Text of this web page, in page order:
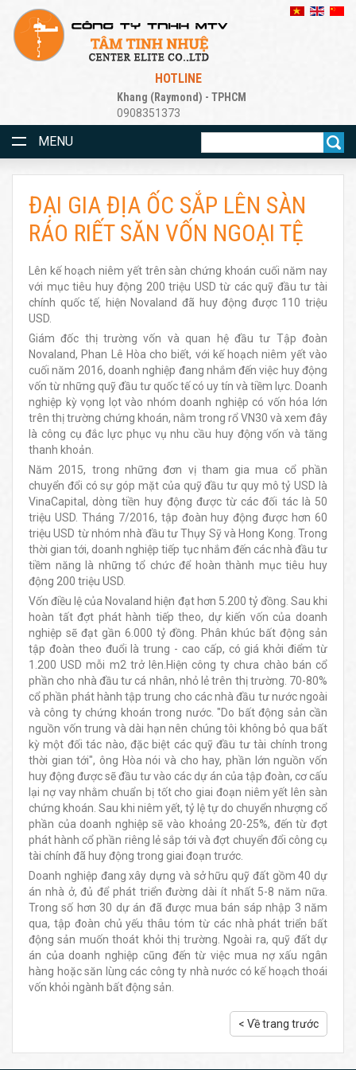
HOTLINE
Khang (Raymond) - TPHCM
0908351373
MENU
ĐẠI GIA ĐỊA ỐC SẮP LÊN SÀN
RÁO RIẾT SĂN VỐN NGOẠI TỆ
Lên kế hoạch niêm yết trên sàn chứng khoán cuối năm nay
với mục tiêu huy động 200 triệu USD từ các quỹ đầu tư tài
chính quốc tế, hiện Novaland đã huy động được 110 triệu
USD.
Giám đốc thị trường vốn và quan hệ đầu tư Tập đoàn
Novaland, Phan Lê Hòa cho biết, với kế hoạch niêm yết vào
cuối năm 2016, doanh nghiệp đang nhắm đến việc huy động
vốn từ những quỹ đầu tư quốc tế có uy tín và tiềm lực. Doanh
nghiệp kỳ vọng lọt vào nhóm doanh nghiệp có vốn hóa lớn
trên thị trường chứng khoán, nằm trong rổ VN30 và xem đây
là công cụ đắc lực phục vụ nhu cầu huy động vốn và tăng
thanh khoản.
Năm 2015, trong những đơn vị tham gia mua cổ phần
chuyển đổi có sự góp mặt của quỹ đầu tư quy mô tỷ USD là
VinaCapital, dòng tiền huy động được từ các đối tác là 50
triệu USD. Tháng 7/2016, tập đoàn huy động được hơn 60
triệu USD từ nhóm nhà đầu tư Thụy Sỹ và Hong Kong. Trong
thời gian tới, doanh nghiệp tiếp tục nhắm đến các nhà đầu tư
tiềm năng là những tổ chức để hoàn thành mục tiêu huy
động 200 triệu USD.
Vốn điều lệ của Novaland hiện đạt hơn 5.200 tỷ đồng. Sau khi
hoàn tất đợt phát hành tiếp theo, dự kiến vốn của doanh
nghiệp sẽ đạt gần 6.000 tỷ đồng. Phân khúc bất động sản
tập đoàn theo đuổi là trung - cao cấp, có giá khởi điểm từ
1.200 USD mỗi m2 trở lên.Hiện công ty chưa chào bán cổ
phần cho nhà đầu tư cá nhân, nhỏ lẻ trên thị trường. 70-80%
cổ phần phát hành tập trung cho các nhà đầu tư nước ngoài
và công ty chứng khoán trong nước. "Do bất động sản cần
nguồn vốn trung và dài hạn nên chúng tôi không bỏ qua bất
kỳ một đối tác nào, đặc biệt các quỹ đầu tư tài chính trong
thời gian tới", ông Hòa nói và cho hay, phần lớn nguồn vốn
huy động được sẽ đầu tư vào các dự án của tập đoàn, cơ cấu
lại nợ vay nhằm chuẩn bị tốt cho giai đoạn niêm yết lên sàn
chứng khoán. Sau khi niêm yết, tỷ lệ tự do chuyển nhượng cổ
phần của doanh nghiệp sẽ vào khoảng 20-25%, đến từ đợt
phát hành cổ phần riêng lẻ sắp tới và đợt chuyển đổi công cụ
tài chính đã huy động trong giai đoạn trước.
Doanh nghiệp đang xây dựng và sở hữu quỹ đất gồm 40 dự
án nhà ở, đủ để phát triển đường dài ít nhất 5-8 năm nữa.
Trong số hơn 30 dự án đã được mua bán sáp nhập 3 năm
qua, tập đoàn chủ yếu thâu tóm từ các nhà phát triển bất
động sản muốn thoát khỏi thị trường. Ngoài ra, quỹ đất dự
án của doanh nghiệp cũng đến từ việc mua nợ xấu ngân
hàng hoặc săn lùng các công ty nhà nước có kế hoạch thoái
vốn khỏi ngành bất động sản.
< Về trang trước